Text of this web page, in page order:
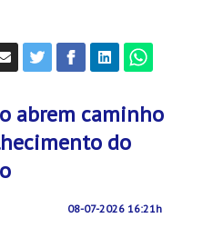
abrem caminho
do
08-07-2026 16:21h